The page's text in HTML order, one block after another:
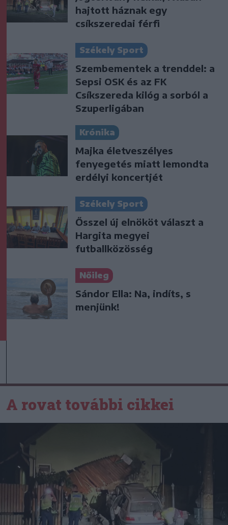
hajtott háznak egy
csíkszeredai férfi
Székely Sport
Szembementek a trenddel: a
Sepsi OSK és az FK
Csíkszereda kilóg a sorból a
Szuperligában
Krónika
Majka életveszélyes
fenyegetés miatt lemondta
erdélyi koncertjét
Székely Sport
Ősszel új elnököt választ a
Hargita megyei
futballközösség
Nőileg
Sándor Ella: Na, indíts, s
menjünk!
A rovat további cikkei